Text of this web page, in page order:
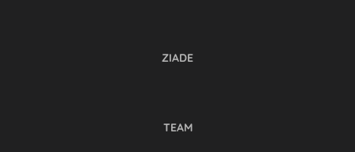
ZIADE
TEAM